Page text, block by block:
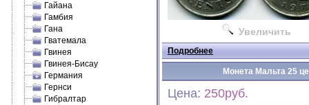
Гайана
Гамбия
Гана
Гватемала
Гвинея
Гвинея-Бисау
Германия
Гернси
Гибралтар
Увеличить
Подробнее
Монета Мальта 25
Цена: 250руб.